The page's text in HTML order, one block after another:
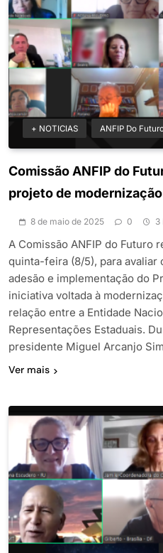
+ NOTICIAS ANFIP Do
Comissão ANFIP do
projeto de
8 de maio de 2025 0 3
A Comissão ANFIP do Futuro
quinta-feira (8/5), para avaliar
adesão e implementação do
iniciativa voltada à
relação entre a Entidade
Representações Estaduais.
presidente Miguel Arcanjo
Ver mais